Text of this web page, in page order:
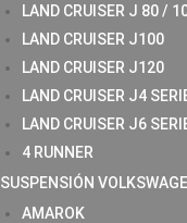
LAND CRUISER J 80 /
LAND CRUISER J100
LAND CRUISER J120
LAND CRUISER J4
LAND CRUISER J6
4 RUNNER
SUSPENSIÓN
AMAROK